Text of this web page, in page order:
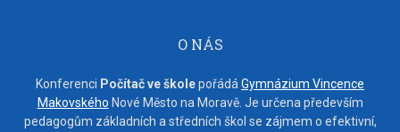
O NÁS
Konferenci Počítač ve školepořádá Gymnázium Vincence
Makovského Nové Město na Moravě. Je určena především
pedagogům základních a středních škol se zájmem o efektivní,